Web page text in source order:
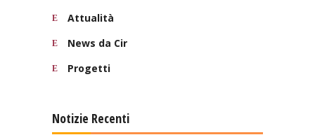
Attualità
News da Cir
Progetti
Notizie Recenti